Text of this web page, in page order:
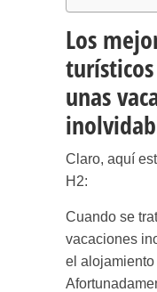
Los
unas
Claro, aquí
H2:
Cuando se
vacaciones
el